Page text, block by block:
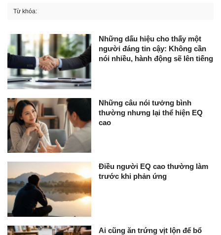
Từ khóa:
Những dấu hiệu cho thấy một
người đáng tin cậy: Không cần
nói nhiều, hành động sẽ lên tiếng
Những câu nói tưởng bình
thường nhưng lại thể hiện EQ
cao
Điều người EQ cao thường làm
trước khi phản ứng
Ai cũng ăn trứng vịt lộn để bổ